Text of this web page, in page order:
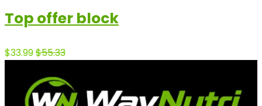
Top offer block
$33.99$55.33